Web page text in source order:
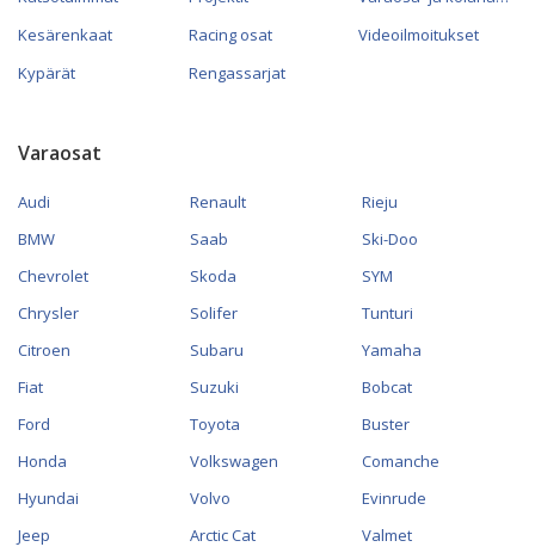
Kesärenkaat
Kypärät
Racing osat
Rengassarjat
Videoilmoitukset
Varaosat
Audi
BMW
Chevrolet
Chrysler
Citroen
Fiat
Ford
Honda
Hyundai
Jeep
Renault
Saab
Skoda
Solifer
Subaru
Suzuki
Toyota
Volkswagen
Volvo
Arctic Cat
Rieju
Ski-Doo
SYM
Tunturi
Yamaha
Bobcat
Buster
Comanche
Evinrude
Valmet